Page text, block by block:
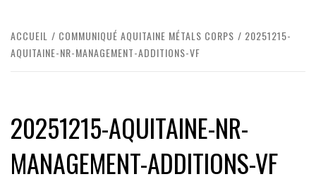
ACCUEIL COMMUNIQUÉ AQUITAINE MÉTALS CORPS
20251215-
AQUITAINE-NR-MANAGEMENT-ADDITIONS-VF
20251215-AQUITAINE-NR-
MANAGEMENT-ADDITIONS-VF